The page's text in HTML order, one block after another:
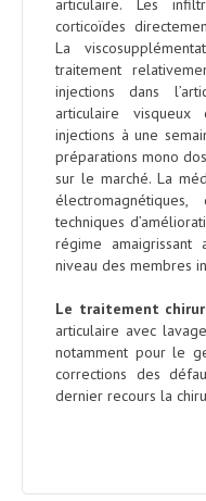
corticoïdes
La
traitement
injections dans
articulaire
injections à une
préparations mono
sur le marché. La
techniques
régime
niveau des membres
Le traitement
articulaire avec
notamment pour le
corrections des
dernier recours la